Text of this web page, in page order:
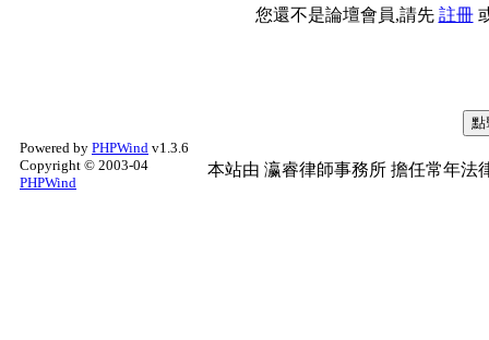
您還不是論壇會員,請先 註冊
Powered by PHPWind v1.3.6
Copyright © 2003-04
PHPWind
本站由 瀛睿律師事務所 擔任常年法